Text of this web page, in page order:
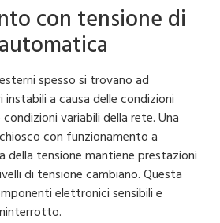
con tensione di
spesso si trovano ad
a causa delle condizioni
variabili della rete. Una
con funzionamento a
della tensione mantiene prestazioni
di tensione cambiano. Questa
elettronici sensibili e